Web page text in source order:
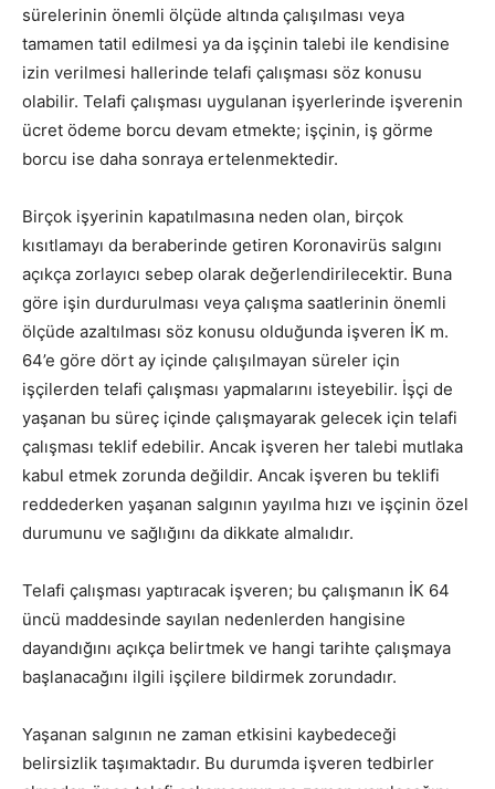
sürelerinin önemli ölçüde altında çalışılması veya
tamamen tatil edilmesi ya da işçinin talebi ile kendisine
izin verilmesi hallerinde telafi çalışması söz konusu
olabilir. Telafi çalışması uygulanan işyerlerinde işverenin
ücret ödeme borcu devam etmekte; işçinin, iş görme
borcu ise daha sonraya ertelenmektedir.
Birçok işyerinin kapatılmasına neden olan, birçok
kısıtlamayı da beraberinde getiren Koronavirüs salgını
açıkça zorlayıcı sebep olarak değerlendirilecektir. Buna
göre işin durdurulması veya çalışma saatlerinin önemli
ölçüde azaltılması söz konusu olduğunda işveren İK m.
64’e göre dört ay içinde çalışılmayan süreler için
işçilerden telafi çalışması yapmalarını isteyebilir. İşçi de
yaşanan bu süreç içinde çalışmayarak gelecek için telafi
çalışması teklif edebilir. Ancak işveren her talebi mutlaka
kabul etmek zorunda değildir. Ancak işveren bu teklifi
reddederken yaşanan salgının yayılma hızı ve işçinin özel
durumunu ve sağlığını da dikkate almalıdır.
Telafi çalışması yaptıracak işveren; bu çalışmanın İK 64
üncü maddesinde sayılan nedenlerden hangisine
dayandığını açıkça belirtmek ve hangi tarihte çalışmaya
başlanacağını ilgili işçilere bildirmek zorundadır.
Yaşanan salgının ne zaman etkisini kaybedeceği
belirsizlik taşımaktadır. Bu durumda işveren tedbirler